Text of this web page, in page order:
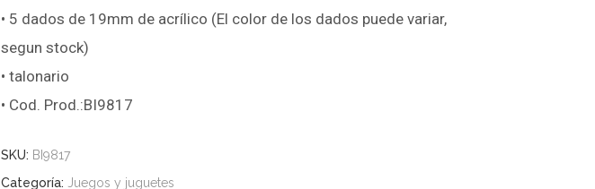
• 5 dados de 19mm de acrílico (El color de los dados puede variar,
segun stock)
• talonario
• Cod. Prod.:BI9817
SKU: BI9817
Categoría: Juegos y juguetes